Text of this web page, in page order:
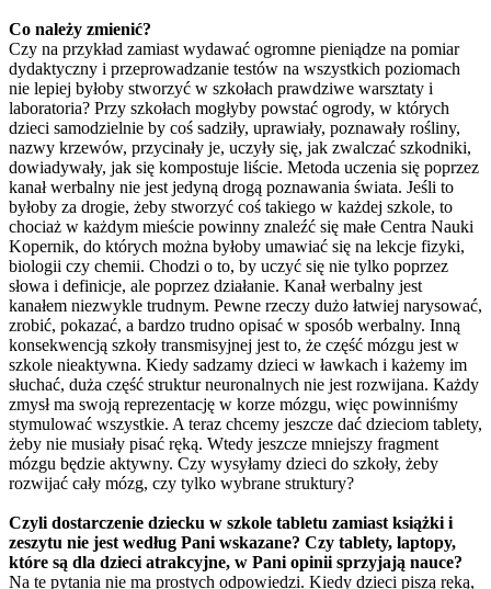
Co należy zmienić?
Czy na przykład zamiast wydawać ogromne pieniądze na pomiar
dydaktyczny i przeprowadzanie testów na wszystkich poziomach
nie lepiej byłoby stworzyć w szkołach prawdziwe warsztaty i
laboratoria? Przy szkołach mogłyby powstać ogrody, w których
dzieci samodzielnie by coś sadziły, uprawiały, poznawały rośliny,
nazwy krzewów, przycinały je, uczyły się, jak zwalczać szkodniki,
dowiadywały, jak się kompostuje liście. Metoda uczenia się poprzez
kanał werbalny nie jest jedyną drogą poznawania świata. Jeśli to
byłoby za drogie, żeby stworzyć coś takiego w każdej szkole, to
chociaż w każdym mieście powinny znaleźć się małe Centra Nauki
Kopernik, do których można byłoby umawiać się na lekcje fizyki,
biologii czy chemii. Chodzi o to, by uczyć się nie tylko poprzez
słowa i definicje, ale poprzez działanie. Kanał werbalny jest
kanałem niezwykle trudnym. Pewne rzeczy dużo łatwiej narysować,
zrobić, pokazać, a bardzo trudno opisać w sposób werbalny. Inną
konsekwencją szkoły transmisyjnej jest to, że część mózgu jest w
szkole nieaktywna. Kiedy sadzamy dzieci w ławkach i każemy im
słuchać, duża część struktur neuronalnych nie jest rozwijana. Każdy
zmysł ma swoją reprezentację w korze mózgu, więc powinniśmy
stymulować wszystkie. A teraz chcemy jeszcze dać dzieciom tablety,
żeby nie musiały pisać ręką. Wtedy jeszcze mniejszy fragment
mózgu będzie aktywny. Czy wysyłamy dzieci do szkoły, żeby
rozwijać cały mózg, czy tylko wybrane struktury?
Czyli dostarczenie dziecku w szkole tabletu zamiast książki i
zeszytu nie jest według Pani wskazane? Czy tablety, laptopy,
które są dla dzieci atrakcyjne, w Pani opinii sprzyjają nauce?
Na te pytania nie ma prostych odpowiedzi. Kiedy dzieci piszą ręką,